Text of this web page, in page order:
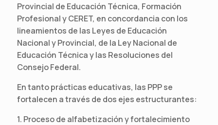
Provincial de Educación Técnica, Formación
Profesional y CERET, en concordancia con los
lineamientos de las Leyes de Educación
Nacional y Provincial, de la Ley Nacional de
Educación Técnica y las Resoluciones del
Consejo Federal.
En tanto prácticas educativas, las PPP se
fortalecen a través de dos ejes estructurantes:
1. Proceso de alfabetización y fortalecimiento